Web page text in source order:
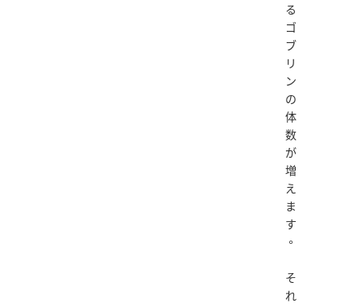
る
ゴ
ブ
リ
ン
の
体
数
が
増
え
ま
す
。
そ
れ